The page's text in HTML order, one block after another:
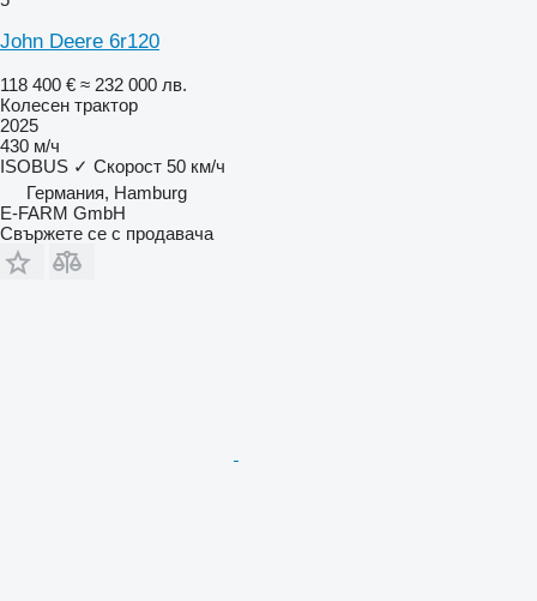
John Deere 6r120
118 400 € ≈ 232 000 лв.
Колесен трактор
2025
430 м/ч
ISOBUS ✓ Скорост 50 км/ч
Германия, Hamburg
E-FARM GmbH
Свържете се с продавача